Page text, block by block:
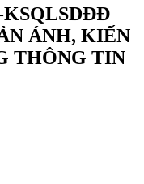
KSQLSDĐĐ
ÁNH, KIẾN
THÔNG TIN